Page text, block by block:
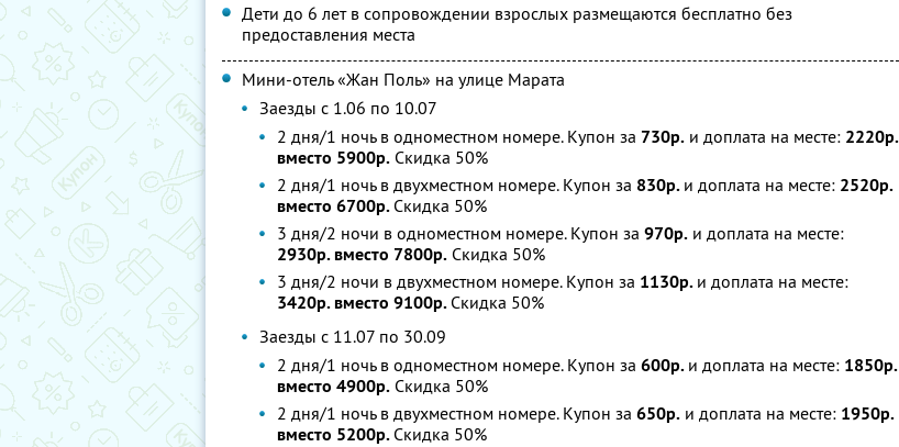
Дети до 6 лет в сопровождении взрослых размещаются бесплатно без
предоставления места
Мини-отель «Жан Поль» на улице Марата
Заезды с 1.06 по 10.07
2 дня/1 ночь в одноместном номере. Купон за 730р. и доплата на месте: 2220р.
вместо 5900р. Скидка 50%
2 дня/1 ночь в двухместном номере. Купон за 830р. и доплата на месте: 2520р.
вместо 6700р. Скидка 50%
3 дня/2 ночи в одноместном номере. Купон за 970р. и доплата на месте:
2930р. вместо 7800р. Скидка 50%
3 дня/2 ночи в двухместном номере. Купон за 1130р. и доплата на месте:
3420р. вместо 9100р. Скидка 50%
Заезды с 11.07 по 30.09
2 дня/1 ночь в одноместном номере. Купон за 600р. и доплата на месте: 1850р.
вместо 4900р. Скидка 50%
2 дня/1 ночь в двухместном номере. Купон за 650р. и доплата на месте: 1950р.
вместо 5200р. Скидка 50%